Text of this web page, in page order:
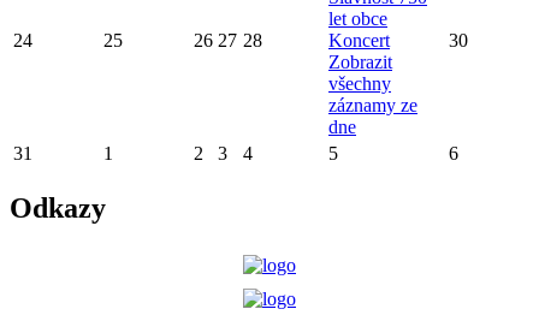
24 25 26 27 28
let obce
Koncert
Zobrazit
všechny
záznamy ze
dne
30
31 1 2 3 4 5 6
Odkazy